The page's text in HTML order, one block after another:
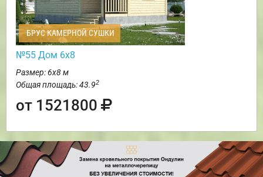
БРУС КАМЕРНОЙ СУШКИ
№55 Дом 6х8
Размер: 6х8 м
Общая площадь: 43.92
от 1521800